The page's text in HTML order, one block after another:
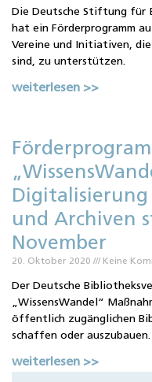
Die Deutsche Stiftung für
hat ein Förderprogramm
Vereine und Initiativen,
sind, zu unterstützen.
weiterlesen >>
und Archiven
November
20. Oktober 2020 Keine
Der Deutsche
„WissensWandel“
öffentlich zugänglichen
schaffen oder auszubauen.
weiterlesen >>